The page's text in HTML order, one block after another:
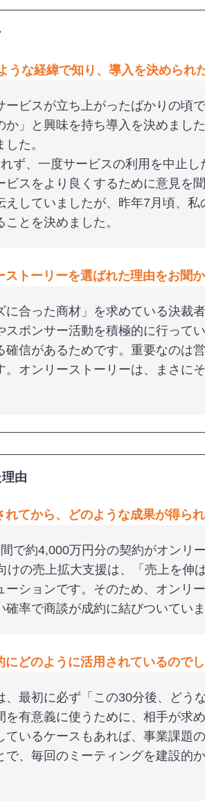
な経緯で知り、導入を決められ
ビスが立ち上がったばかりの頃
」と興味を持ち導入を決めまし
た。
ず、一度サービスの利用を中止
スをより良くするために意見を
していましたが、昨年7月頃、私
とを決めました。
トーリーを選ばれた理由をお聞か
合った商材」を求めている決裁
ポンサー活動を積極的に行って
信があるためです。重要なのは
オンリーストーリーは、まさに
由
てから、どのような成果が得ら
で約4,000万円分の契約がオンリ
の売上拡大支援は、「売上を伸
ションです。そのため、オンリ
率で商談が成約に結びついていま
どのように活用されているのでし
最初に必ず「この30分後、どう
有意義に使うために、相手が求
いるケースもあれば、事業課題
、毎回のミーティングを建設的